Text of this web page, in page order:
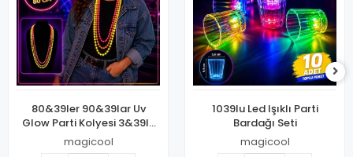
80&39ler 90&39lar Uv
Glow Parti Kolyesi 3&39lü
Set
magicool
1039lu Led Işıklı Parti
Bardağı Seti
magicool